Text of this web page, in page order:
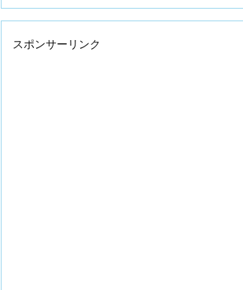
スポンサーリンク